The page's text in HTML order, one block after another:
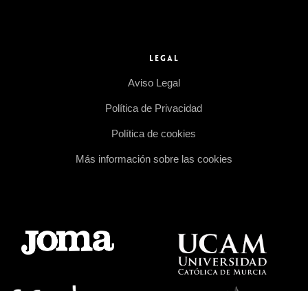
LEGAL
Aviso Legal
Política de Privacidad
Política de cookies
Más información sobre las cookies